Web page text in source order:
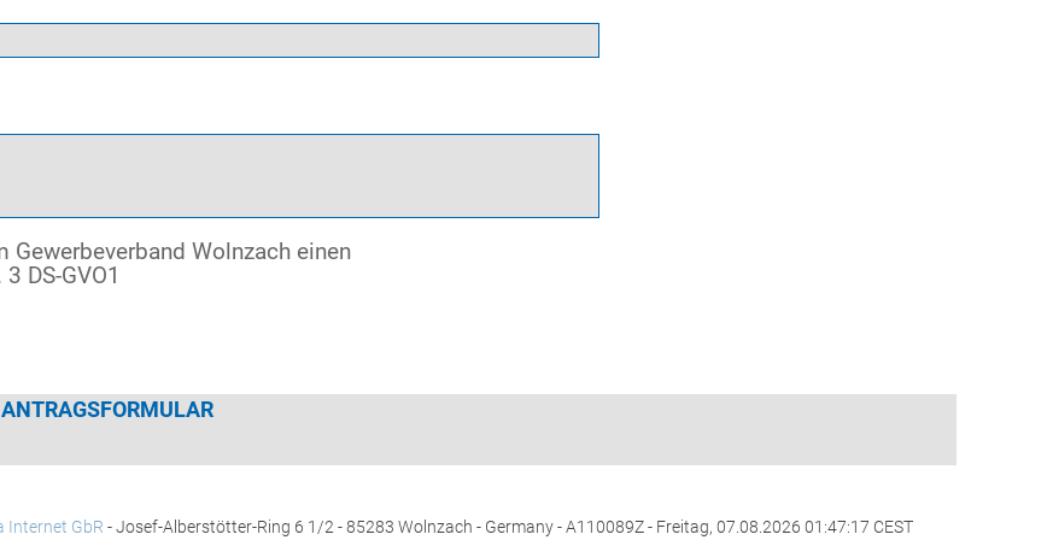
Wolnzach einen
DS-GVO1
Internet GbR - Josef-Alberstötter-Ring 6 1/2 - 85283 Wolnzach - Germany - A110089Z - Freitag, 07.08.2026 01:47:17 CEST